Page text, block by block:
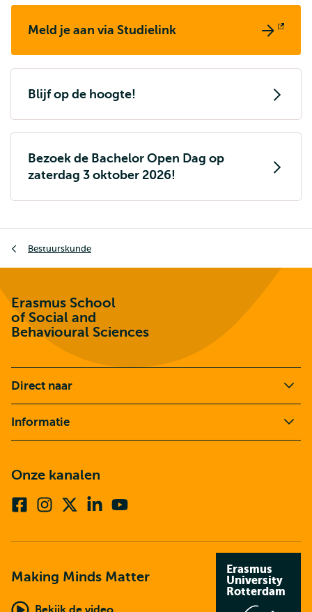
Meld je aan via Studielink
Opent
extern
Blijf op de hoogte!
Bezoek de Bachelor Open Dag op
zaterdag 3 oktober 2026!
Bestuurskunde
Erasmus School
of Social and
Behavioural Sciences
Direct naar
Informatie
Onze kanalen
FacebookInstagram
twitter)
Linkedin
Making Minds Matter
Erasmus
University
Rotterdam